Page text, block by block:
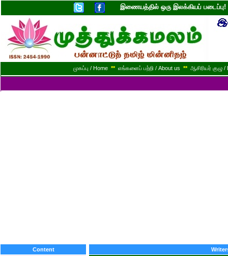
இணையத்தில் ஒரு இலக்கியப்
முகப்பு / Home ** எங்களைப் பற்றி / About us ** ஆசிரியர் குழு
Content